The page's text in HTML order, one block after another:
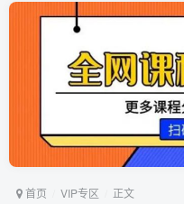
首页 VIP专区 正文